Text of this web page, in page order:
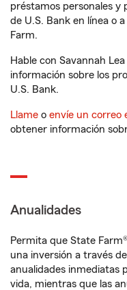
préstamos personales y
de U.S. Bank en línea o
Farm.
Hable con Savannah
información sobre los
U.S. Bank.
Llame o envíe un correo
obtener información
Anualidades
Permita que State
una inversión a través
anualidades inmediatas
vida, mientras que las